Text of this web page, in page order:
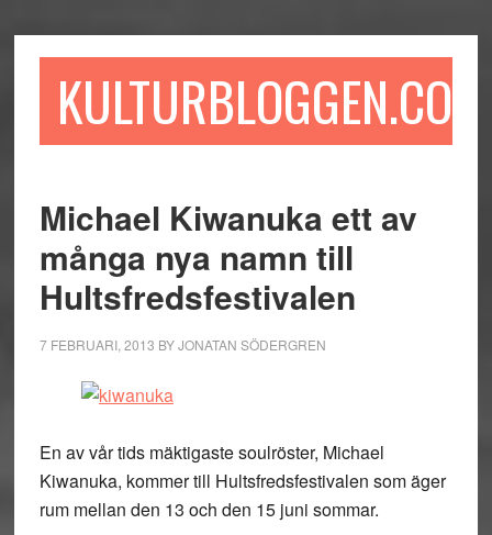
till
till
sidofältet
till
KULTURBLOGGEN.COM
Michael Kiwanuka ett av
många nya namn till
Hultsfredsfestivalen
7 FEBRUARI, 2013 BYJONATAN SÖDERGREN
En av vår tids mäktigaste soulröster, Michael
Kiwanuka, kommer till Hultsfredsfestivalen som äger
rum mellan den 13 och den 15 juni sommar.